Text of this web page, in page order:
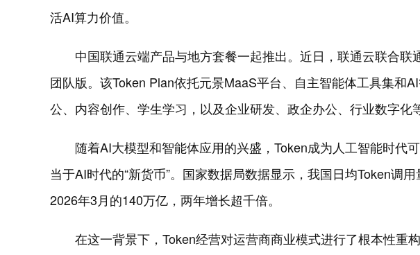
活AI算力价值。
中国联通云端产品与地方套餐一起推出。近日，联通云联合联
团队版。该Token Plan依托元景MaaS平台、自主智能体工具集和
公、内容创作、学生学习，以及企业研发、政企办公、行业数字化
随着AI大模型和智能体应用的兴盛，Token成为人工智能时代
当于AI时代的“新货币”。国家数据局数据显示，我国日均Token调
2026年3月的140万亿，两年增长超千倍。
在这一背景下，Token经营对运营商商业模式进行了根本性重